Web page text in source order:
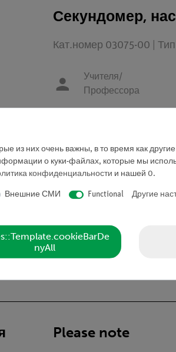
Секундомер,
Кат.номер 03075-00 |
Учителя/
Профессора
Запросить
шкала 0...100 мин.диаметр
Please note
из них очень важны, в то время как
о куки-файлах, которые мы
конфиденциальности и нашей 0.
Внешние СМИ Functional Другие
nyAll